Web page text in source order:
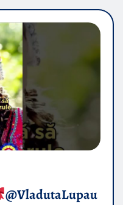
​@VladutaLupau